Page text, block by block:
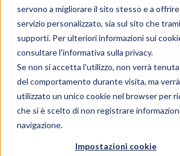
servono a migliorare il sito stesso e a
servizio personalizzato, sia sul sito che
supporti. Per ulteriori informazioni sui
consultare l'informativa sulla privacy.
Se non si accetta l'utilizzo, non verrà
del comportamento durante visita, ma verrà
utilizzato un unico cookie nel browser per
che si è scelto di non registrare
navigazione.
Impostazioni cookie
Codice etico